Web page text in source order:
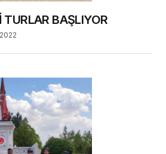
TURLAR BAŞLIYOR